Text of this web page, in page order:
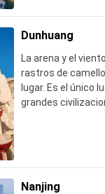
Dunhuang
La arena y el
rastros de
lugar. Es el único
grandes
Nanjing